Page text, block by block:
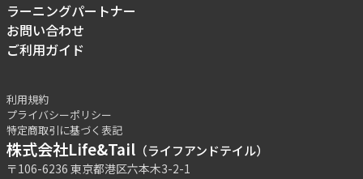
ラーニングパートナー
お問い合わせ
ご利用ガイド
利用規約
プライバシーポリシー
特定商取引に基づく表記
株式会社Life&Tail （ライフアンドテイル）
〒106-6236 東京都港区六本木3-2-1